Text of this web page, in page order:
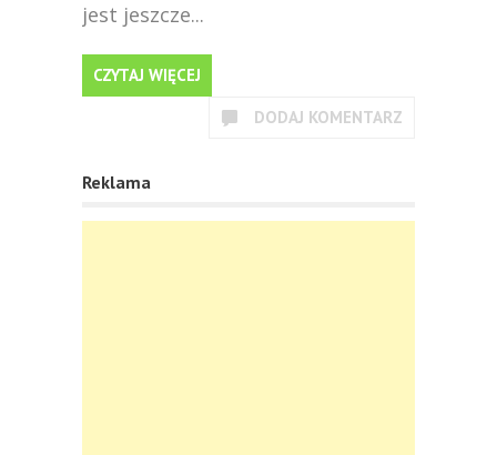
jest jeszcze...
CZYTAJ WIĘCEJ
DODAJ KOMENTARZ
Reklama